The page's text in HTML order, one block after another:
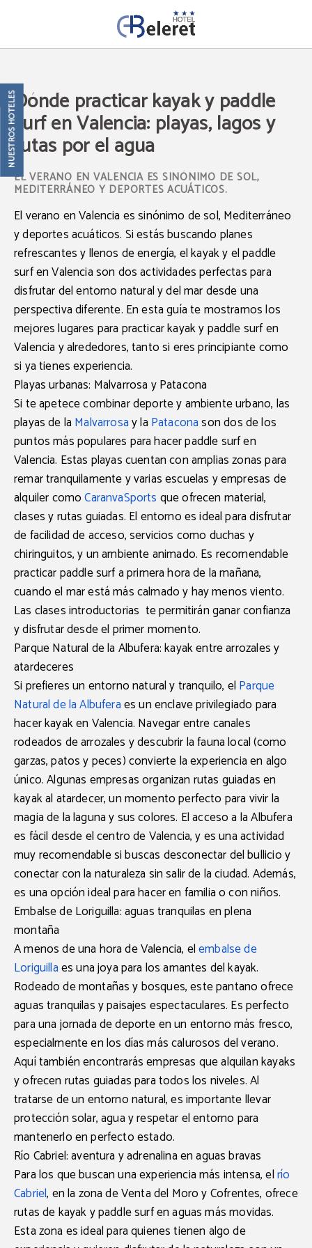
Dónde practicar kayak y paddle
surf en Valencia: playas, lagos y
rutas por el agua
EL VERANO EN VALENCIA ES SINÓNIMO DE SOL,
MEDITERRÁNEO Y DEPORTES ACUÁTICOS.
El verano en Valencia es sinónimo de sol, Mediterráneo
y deportes acuáticos. Si estás buscando planes
refrescantes y llenos de energía, el kayak y el paddle
surf en Valencia son dos actividades perfectas para
disfrutar del entorno natural y del mar desde una
perspectiva diferente. En esta guía te mostramos los
mejores lugares para practicar kayak y paddle surf en
Valencia y alrededores, tanto si eres principiante como
si ya tienes experiencia.
Playas urbanas: Malvarrosa y Patacona
Si te apetece combinar deporte y ambiente urbano, las
playas de la Malvarrosay la Pataconason dos de los
puntos más populares para hacer paddle surf en
Valencia. Estas playas cuentan con amplias zonas para
remar tranquilamente y varias escuelas y empresas de
alquiler comoCaranvaSports que ofrecen material,
clases y rutas guiadas. El entorno es ideal para disfrutar
de facilidad de acceso, servicios como duchas y
chiringuitos, y un ambiente animado. Es recomendable
practicar paddle surf a primera hora de la mañana,
cuando el mar está más calmado y hay menos viento.
Las clases introductorias te permitirán ganar confianza
y disfrutar desde el primer momento.
Parque Natural de la Albufera: kayak entre arrozales y
atardeceres
Si prefieres un entorno natural y tranquilo, el Parque
Natural de la Albuferaes un enclave privilegiado para
hacer kayak en Valencia. Navegar entre canales
rodeados de arrozales y descubrir la fauna local (como
garzas, patos y peces) convierte la experiencia en algo
único. Algunas empresas organizan rutas guiadas en
kayak al atardecer, un momento perfecto para vivir la
magia de la laguna y sus colores. El acceso a la Albufera
es fácil desde el centro de Valencia, y es una actividad
muy recomendable si buscas desconectar del bullicio y
conectar con la naturaleza sin salir de la ciudad. Además,
es una opción ideal para hacer en familia o con niños.
Embalse de Loriguilla: aguas tranquilas en plena
montaña
A menos de una hora de Valencia, elembalse de
Loriguillaes una joya para los amantes del kayak.
Rodeado de montañas y bosques, este pantano ofrece
aguas tranquilas y paisajes espectaculares. Es perfecto
para una jornada de deporte en un entorno más fresco,
especialmente en los días más calurosos del verano.
Aquí también encontrarás empresas que alquilankayaks
y ofrecen rutas guiadaspara todos los niveles. Al
tratarse de un entorno natural, es importante llevar
protección solar, agua y respetar el entorno para
mantenerlo en perfecto estado.
Río Cabriel: aventura y adrenalina en aguas bravas
Para los que buscan una experiencia más intensa, elrío
Cabriel, en la zona deVenta del MoroyCofrentes, ofrece
rutas dekayak y paddle surfen aguas más movidas.
Esta zona es ideal para quienes tienen algo de
NUESTROS HOTELES